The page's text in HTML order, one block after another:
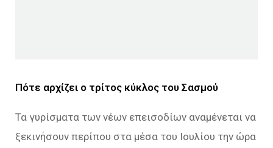
Πότε αρχίζει ο τρίτος κύκλος του Σασμού
Τα γυρίσματα των νέων επεισοδίων αναμένεται να
ξεκινήσουν περίπου στα μέσα του Ιουλίου την ώρα